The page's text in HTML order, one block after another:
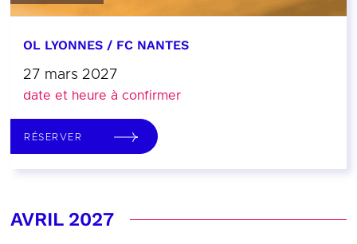
OL LYONNES / FC NANTES
27 mars 2027
date et heure à confirmer
RÉSERVER
AVRIL 2027